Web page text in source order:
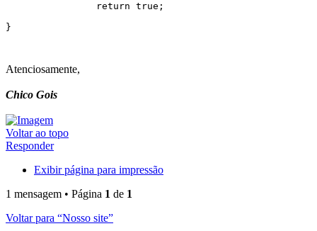
return true;
}
Atenciosamente,
Chico Gois
Voltar ao topo
Responder
Exibir página para impressão
1 mensagem • Página 1 de 1
Voltar para “Nosso site”